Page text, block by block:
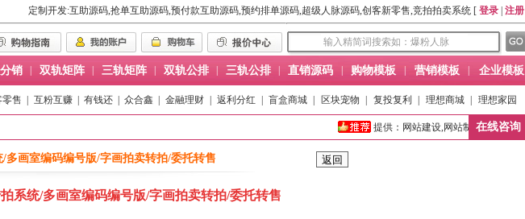
定制开发:互助源码,抢单互助源码,预付款互助源码,预约排单源码,超级人脉源码,创客新零售,竞拍拍卖系统 [ 登录 注册
销 双轨矩阵 三轨矩阵 双轨公排 三轨公排 直销源码 购物模板 营销模板 企业模板
零售 互粉互赚 有钱还 众合鑫 金融理财 返利分红 盲盒商城 区块宠物 复投复利 理想商城 理想家园
提供：网站建设,网站制作,网页模板,网
在线咨询
画室编码编号版/字画拍卖转拍/委托转售
系统/多画室编码编号版/字画拍卖转拍/委托转售